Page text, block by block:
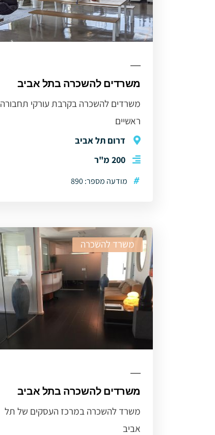
משרדים להשכרה בתל אביב
משרדים להשכרה בקרבת עורקי תחבורה
ראשיים
דרום תל אביב
200 מ"ר
# מודעה מספר: 890
משרד להשכרה
משרדים להשכרה בתל אביב
משרד להשכרה במרכז העסקים של תל
אביב